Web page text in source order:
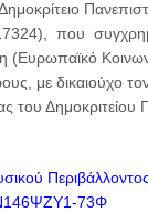
που
με δικαιούχο
του Δημοκριτείου
73Φ